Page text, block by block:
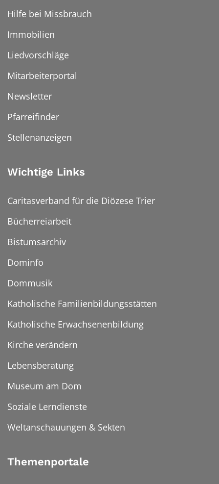
Hilfe bei Missbrauch
Immobilien
Liedvorschläge
Mitarbeiterportal
Newsletter
Pfarreifinder
Stellenanzeigen
Wichtige Links
Caritasverband für die Diözese Trier
Bücherreiarbeit
Bistumsarchiv
Dominfo
Dommusik
Katholische Familienbildungsstätten
Katholische Erwachsenenbildung
Kirche verändern
Lebensberatung
Museum am Dom
Soziale Lerndienste
Weltanschauungen & Sekten
Themenportale